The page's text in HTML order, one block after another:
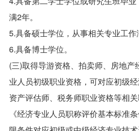
满2年。
5.具备硕士学位，从事相关专业工作
6.具备博士学位。
(三)取得导游资格、拍卖师、房地
业人员初级职业资格，可对应初级
资产评估师、税务师职业资格等相
《经济专业人员职称评价基本标准